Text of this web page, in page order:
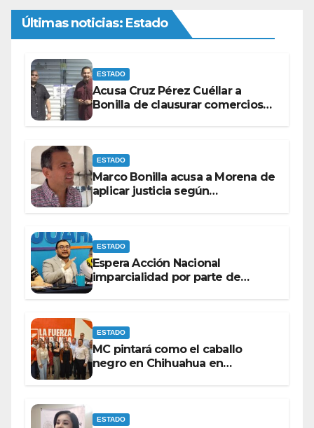
Últimas noticias: Estado
ESTADO
Acusa Cruz Pérez Cuéllar a
Bonilla de clausurar comercios
ESTADO
Marco Bonilla acusa a Morena de
aplicar justicia según
ESTADO
Espera Acción Nacional
imparcialidad por parte de
ESTADO
MC pintará como el caballo
negro en Chihuahua en
ESTADO